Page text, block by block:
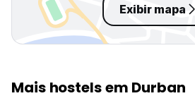
Exibir mapa
Mais hostels em Durban